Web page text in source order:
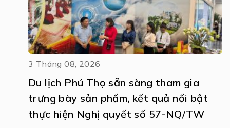
3 Tháng 08, 2026
Du lịch Phú Thọ sẵn sàng tham gia
trưng bày sản phẩm, kết quả nổi bật
thực hiện Nghị quyết số 57-NQ/TW